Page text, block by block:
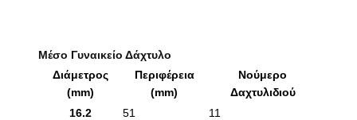
Μέσο Γυναικείο Δάχτυλο
Διάμετρος
(mm)
Περιφέρεια
(mm)
Νούμερο
Δαχτυλιδιού
16.2
51
11